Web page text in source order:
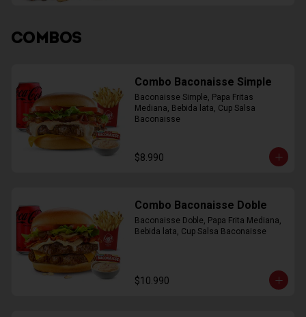
COMBOS
Combo Baconaisse Simple
Baconaisse Simple, Papa Fritas
Mediana, Bebida lata, Cup Salsa
Baconaisse
$8.990
Combo Baconaisse Doble
Baconaisse Doble, Papa Frita Mediana,
Bebida lata, Cup Salsa Baconaisse
$10.990